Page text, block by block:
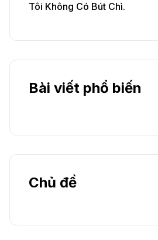
Tôi Không Có Bút Chì.
Bài viết phổ biến
Chủ đề